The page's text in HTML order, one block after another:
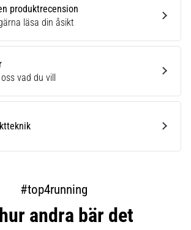
produktrecension
läsa din åsikt
vad du vill
#top4running
andra bär det